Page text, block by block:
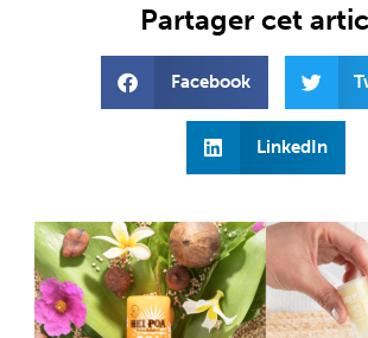
Partager cet
Facebook
LinkedIn